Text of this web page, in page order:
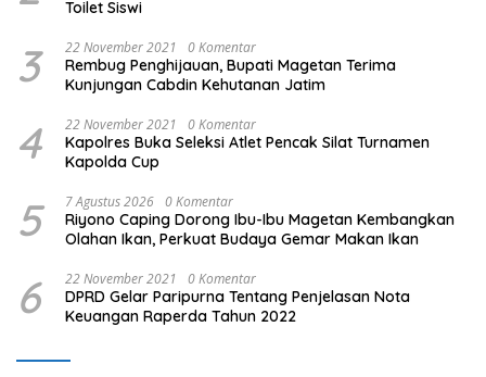
Toilet Siswi
3 22 November 2021 0 Komentar
Rembug Penghijauan, Bupati Magetan Terima
Kunjungan Cabdin Kehutanan Jatim
4 22 November 2021 0 Komentar
Kapolres Buka Seleksi Atlet Pencak Silat Turnamen
Kapolda Cup
5 7 Agustus 2026 0 Komentar
Riyono Caping Dorong Ibu-Ibu Magetan Kembangkan
Olahan Ikan, Perkuat Budaya Gemar Makan Ikan
6 22 November 2021 0 Komentar
DPRD Gelar Paripurna Tentang Penjelasan Nota
Keuangan Raperda Tahun 2022